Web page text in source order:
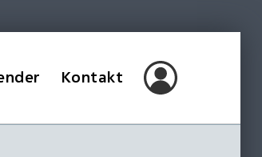
Kontakt